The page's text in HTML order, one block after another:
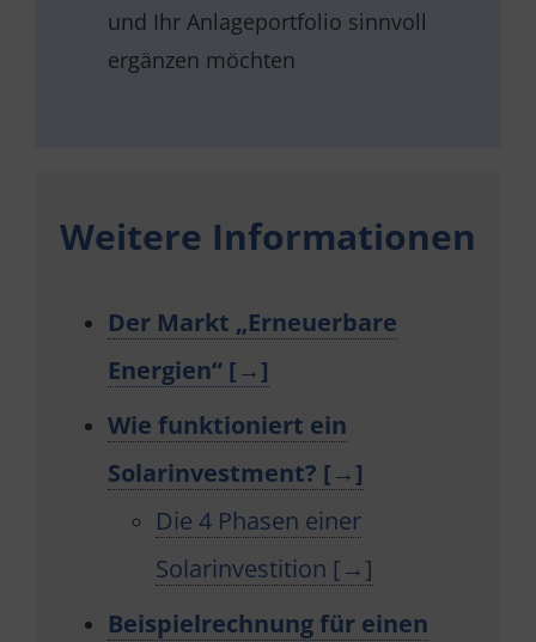
und Ihr Anlageportfolio sinnvoll
ergänzen möchten
Weitere Informationen
Der Markt „Erneuerbare
Energien“ [→]
Wie funktioniert ein
Solarinvestment? [→]
Die 4 Phasen einer
Solarinvestition [→]
Beispielrechnung für einen